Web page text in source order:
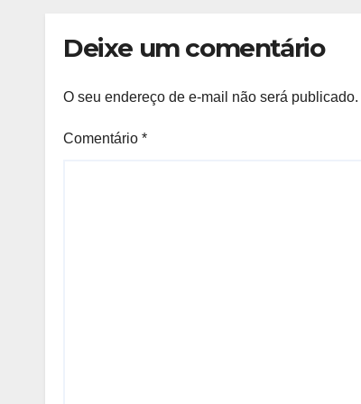
Deixe um comentário
O seu endereço de e-mail não será publicado.
Comentário *